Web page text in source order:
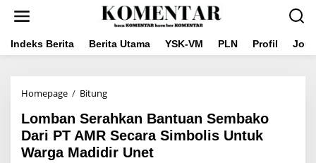
Indeks Berita Berita Utama YSK-VM PLN Profil
Homepage / BitungLomban
Bantuan
Sembako
Dari
PT
Lomban Serahkan Bantuan Sembako
Dari PT AMR Secara Simbolis Untuk
Warga Madidir Unet